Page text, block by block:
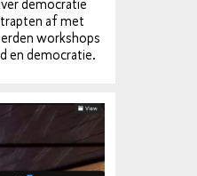
de­mo­cra­tie
trapten af met
workshops
en de­mo­cra­tie.